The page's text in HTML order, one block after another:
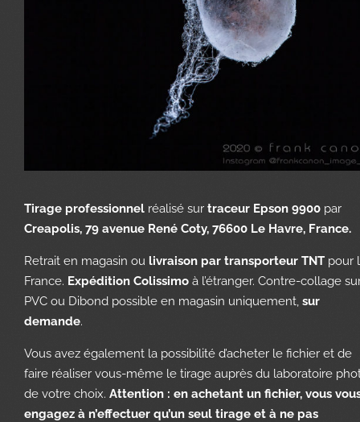
Tirage professionnel réalisé sur traceur Epson 9900 par
Creapolis, 79 avenue René Coty, 76600 Le Havre, France.
Retrait en magasin ou livraison par transporteur TNT pour
France. Expédition Colissimo à l’étranger. Contre-collage
PVC ou Dibond possible en magasin uniquement, sur
demande.
Vous avez également la possibilité d’acheter le fichier et de
faire réaliser vous-même le tirage auprès du laboratoire
de votre choix. Attention : en achetant un fichier, vous
engagez à n’effectuer qu’un seul tirage et à ne pas